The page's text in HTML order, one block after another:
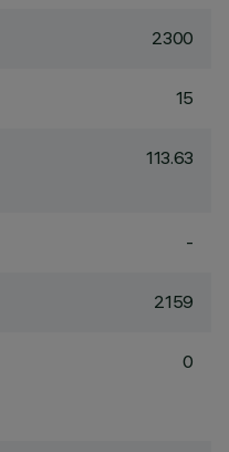
2300
15
113.63
-
2159
0